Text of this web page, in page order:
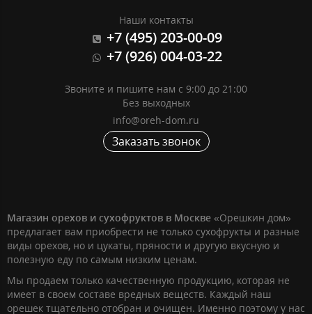
Наши контакты
+7 (495) 203-00-09
+7 (926) 004-03-22
Звоните и пишите нам с 9:00 до 21:00
Без выходных
info@oreh-dom.ru
Заказать звонок
Магазин орехов и сухофруктов в Москве «Орешкин дом»
предлагает вам приобрести не только сухофрукты и разные
виды орехов, но и цукаты, пряности и другую вкусную и
полезную еду по самым низким ценам.
Мы продаем только качественную продукцию, которая не
имеет в своем составе вредных веществ. Каждый наш
орешек тщательно отобран и очищен. Именно поэтому у нас